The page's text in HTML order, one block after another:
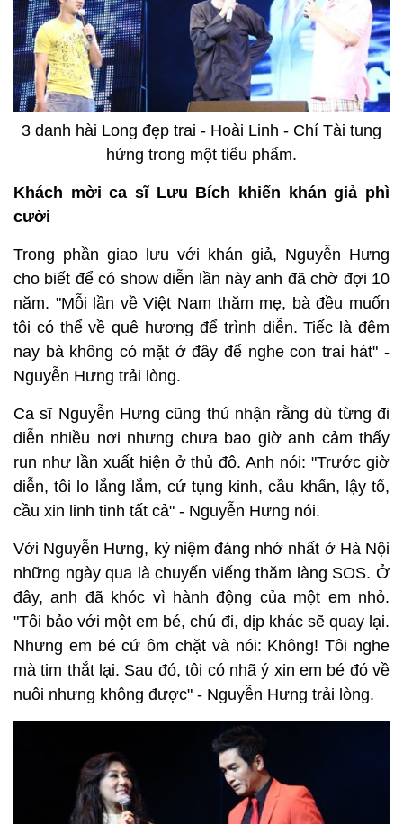
3 danh hài Long đẹp trai - Hoài Linh - Chí Tài tung
hứng trong một tiểu phẩm.
Khách mời ca sĩ Lưu Bích khiến khán giả phì
cười
Trong phần giao lưu với khán giả, Nguyễn Hưng
cho biết để có show diễn lần này anh đã chờ đợi 10
năm. "Mỗi lần về Việt Nam thăm mẹ, bà đều muốn
tôi có thể về quê hương để trình diễn. Tiếc là đêm
nay bà không có mặt ở đây để nghe con trai hát" -
Nguyễn Hưng trải lòng.
Ca sĩ Nguyễn Hưng cũng thú nhận rằng dù từng đi
diễn nhiều nơi nhưng chưa bao giờ anh cảm thấy
run như lần xuất hiện ở thủ đô. Anh nói: "Trước giờ
diễn, tôi lo lắng lắm, cứ tụng kinh, cầu khấn, lậy tổ,
cầu xin linh tinh tất cả" - Nguyễn Hưng nói.
Với Nguyễn Hưng, kỷ niệm đáng nhớ nhất ở Hà Nội
những ngày qua là chuyến viếng thăm làng SOS. Ở
đây, anh đã khóc vì hành động của một em nhỏ.
"Tôi bảo với một em bé, chú đi, dịp khác sẽ quay lại.
Nhưng em bé cứ ôm chặt và nói: Không! Tôi nghe
mà tim thắt lại. Sau đó, tôi có nhã ý xin em bé đó về
nuôi nhưng không được" - Nguyễn Hưng trải lòng.